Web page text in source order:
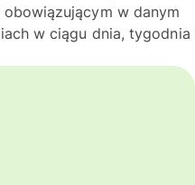
w danym
w ciągu dnia, tygodnia